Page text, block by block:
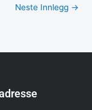
Neste Innlegg →